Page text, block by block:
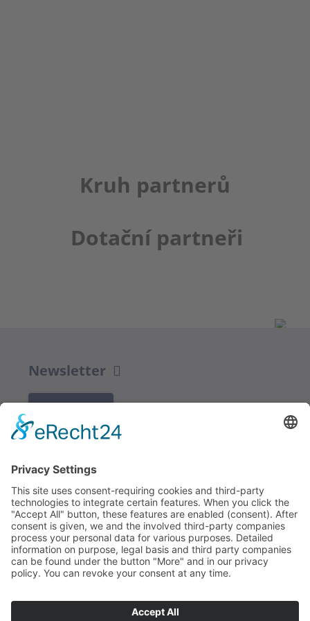
Kruh partnerů
Dotační partneři
Newsletter
Redakce bbkult.net
Centrum Bavaria Bohemia (CeBB)
Dr. Veronika Hofinger
Freyung 1, 92539 Schönsee
Tel.:+49 (0)9674 / 92 48 78
veronika.hofinger@cebb.de